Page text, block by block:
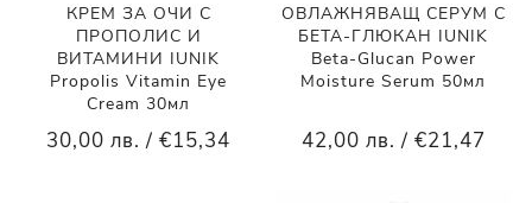
КРЕМ ЗА ОЧИ С
ПРОПОЛИС И
ВИТАМИНИ IUNIK
Propolis Vitamin Eye
Cream 30мл
30,00 лв. / €15,34
ОВЛАЖНЯВАЩ СЕРУМ С
БЕТА-ГЛЮКАН IUNIK
Beta-Glucan Power
Moisture Serum 50мл
42,00 лв. / €21,47